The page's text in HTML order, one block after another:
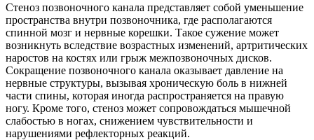
Стеноз позвоночного канала представляет собой уменьшение
пространства внутри позвоночника, где располагаются
спинной мозг и нервные корешки. Такое сужение может
возникнуть вследствие возрастных изменений, артритических
наростов на костях или грыж межпозвоночных дисков.
Сокращение позвоночного канала оказывает давление на
нервные структуры, вызывая хроническую боль в нижней
части спины, которая иногда распространяется на правую
ногу. Кроме того, стеноз может сопровождаться мышечной
слабостью в ногах, снижением чувствительности и
нарушениями рефлекторных реакций.